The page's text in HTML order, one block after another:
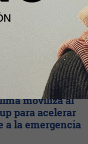
moviliza al
para acelerar
a la emergencia